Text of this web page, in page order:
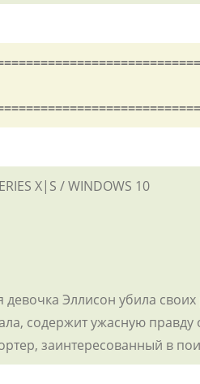
X|S / WINDOWS 10
девочка Эллисон убила
содержит ужасную правду
заинтересованный в